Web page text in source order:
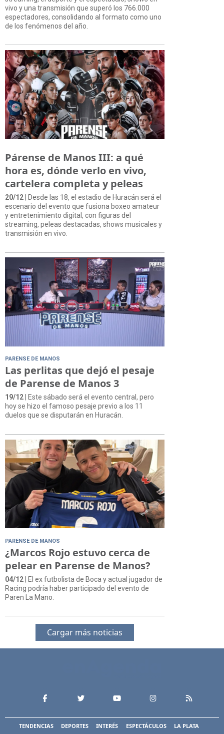
vivo y una transmisión que superó los 766.000
espectadores, consolidando al formato como uno
de los fenómenos del año.
Párense de Manos III: a qué
hora es, dónde verlo en vivo,
cartelera completa y peleas
20/12 | Desde las 18, el estadio de Huracán será el
escenario del evento que fusiona boxeo amateur
y entretenimiento digital, con figuras del
streaming, peleas destacadas, shows musicales y
transmisión en vivo.
PARENSE DE MANOS
Las perlitas que dejó el pesaje
de Parense de Manos 3
19/12 | Este sábado será el evento central, pero
hoy se hizo el famoso pesaje previo a los 11
duelos que se disputarán en Huracán.
PARENSE DE MANOS
¿Marcos Rojo estuvo cerca de
pelear en Parense de Manos?
04/12 | El ex futbolista de Boca y actual jugador de
Racing podría haber participado del evento de
Paren La Mano.
Cargar más noticias
TENDENCIAS DEPORTES INTERÉS ESPECTÁCULOS LA PLATA